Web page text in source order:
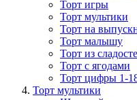
Торт игры
Торт мультики
Торт на
Торт малышу
Торт из
Торт с ягодами
Торт цифры 1-
Торт мультики